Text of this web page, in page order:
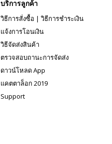
บริการลูกค้า
วิธีการสั่งซื้อ | วิธีการชำระเงิน
แจ้งการโอนเงิน
วิธีจัดส่งสินค้า
ตรวจสอบถานะการจัดส่ง
ดาวน์โหลด App
แคตตาล็อก 2019
Support